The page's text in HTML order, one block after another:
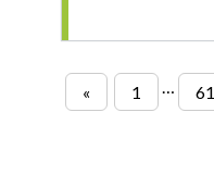
« 1 … 61